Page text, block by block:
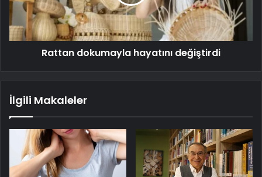
Rattan dokumayla hayatını değiştirdi
İlgili Makaleler